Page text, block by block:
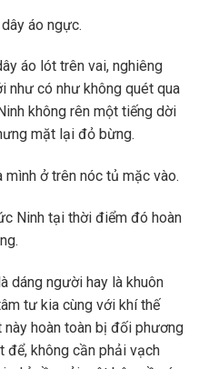
áo ngực.
áo lót trên vai, nghiêng
như có như không quét qua
không rên một tiếng dời
mặt lại đỏ bừng.
ở trên nóc tủ mặc vào.
Ninh tại thời điểm đó hoàn
dáng người hay là khuôn
tư kia cùng với khí thế
hoàn toàn bị đối phương
để, không cần phải vạch